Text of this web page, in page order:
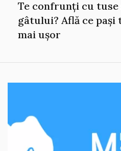
Te confrunți cu tuse
gâtului? Află ce
mai ușor